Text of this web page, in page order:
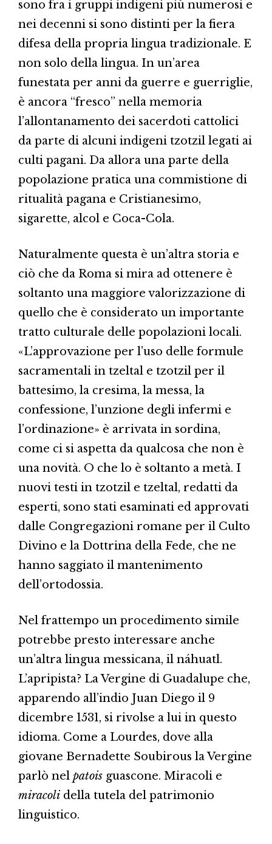
sono fra i gruppi indigeni più numerosi e
nei decenni si sono distinti per la fiera
difesa della propria lingua tradizionale. E
non solo della lingua. In un’area
funestata per anni da guerre e guerriglie,
è ancora “fresco” nella memoria
l’allontanamento dei sacerdoti cattolici
da parte di alcuni indigeni tzotzil legati ai
culti pagani. Da allora una parte della
popolazione pratica una commistione di
ritualità pagana e Cristianesimo,
sigarette, alcol e Coca-Cola.
Naturalmente questa è un’altra storia e
ciò che da Roma si mira ad ottenere è
soltanto una maggiore valorizzazione di
quello che è considerato un importante
tratto culturale delle popolazioni locali.
«L’approvazione per l’uso delle formule
sacramentali in tzeltal e tzotzil per il
battesimo, la cresima, la messa, la
confessione, l’unzione degli infermi e
l’ordinazione» è arrivata in sordina,
come ci si aspetta da qualcosa che non è
una novità. O che lo è soltanto a metà. I
nuovi testi in tzotzil e tzeltal, redatti da
esperti, sono stati esaminati ed approvati
dalle Congregazioni romane per il Culto
Divino e la Dottrina della Fede, che ne
hanno saggiato il mantenimento
dell’ortodossia.
Nel frattempo un procedimento simile
potrebbe presto interessare anche
un’altra lingua messicana, il náhuatl.
L’apripista? La Vergine di Guadalupe che,
apparendo all’indio Juan Diego il 9
dicembre 1531, si rivolse a lui in questo
idioma. Come a Lourdes, dove alla
giovane Bernadette Soubirous la Vergine
parlò nel patois guascone. Miracoli e
miracoli della tutela del patrimonio
linguistico.